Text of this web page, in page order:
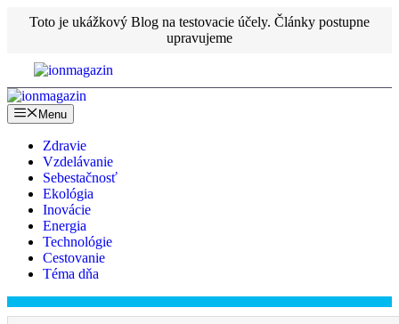
Preskočiť
Toto je ukážkový Blog na testovacie účely. Články postupne
upravujeme
Menu
Zdravie
Vzdelávanie
Sebestačnosť
Ekológia
Inovácie
Energia
Technológie
Cestovanie
Téma dňa